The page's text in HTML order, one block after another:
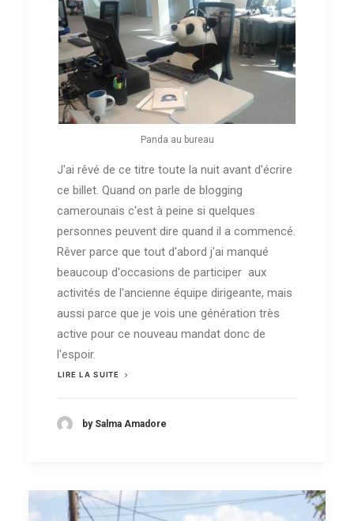
Panda au bureau
J'ai rêvé de ce titre toute la nuit avant d'écrire
ce billet. Quand on parle de blogging
camerounais c'est à peine si quelques
personnes peuvent dire quand il a commencé.
Rêver parce que tout d'abord j'ai manqué
beaucoup d'occasions de participer aux
activités de l'ancienne équipe dirigeante, mais
aussi parce que je vois une génération très
active pour ce nouveau mandat donc de
l'espoir.
LIRE LA SUITE
by Salma Amadore